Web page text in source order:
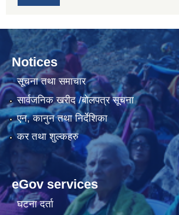
Notices
सूचना तथा समाचार
सार्वजनिक खरीद /बोलपत्र सूचना
एन, कानुन तथा निर्देशिका
कर तथा शुल्कहरु
eGov services
घटना दर्ता